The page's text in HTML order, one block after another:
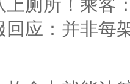
厕所！乘客
回应：并非每